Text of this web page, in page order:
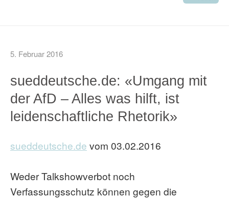
5. Februar 2016
sueddeutsche.de: «Umgang mit
der AfD – Alles was hilft, ist
leidenschaftliche Rhetorik»
sueddeutsche.de vom 03.02.2016
Weder Talkshowverbot noch
Verfassungsschutz können gegen die